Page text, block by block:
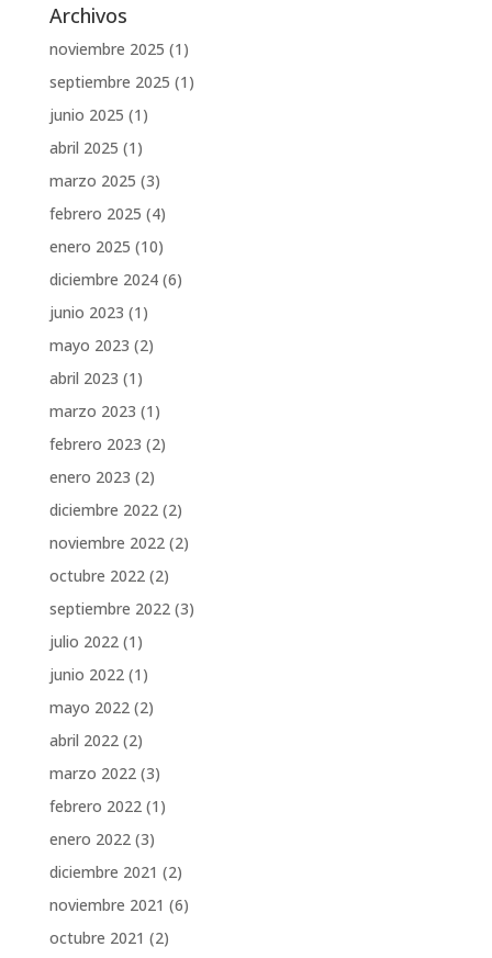
Archivos
noviembre 2025 (1)
septiembre 2025 (1)
junio 2025 (1)
abril 2025 (1)
marzo 2025 (3)
febrero 2025 (4)
enero 2025 (10)
diciembre 2024(6)
junio 2023 (1)
mayo 2023 (2)
abril 2023 (1)
marzo 2023 (1)
febrero 2023 (2)
enero 2023 (2)
diciembre 2022(2)
noviembre 2022(2)
octubre 2022(2)
septiembre 2022(3)
julio 2022(1)
junio 2022(1)
mayo 2022(2)
abril 2022(2)
marzo 2022(3)
febrero 2022(1)
enero 2022(3)
diciembre 2021 (2)
noviembre 2021 (6)
octubre 2021 (2)